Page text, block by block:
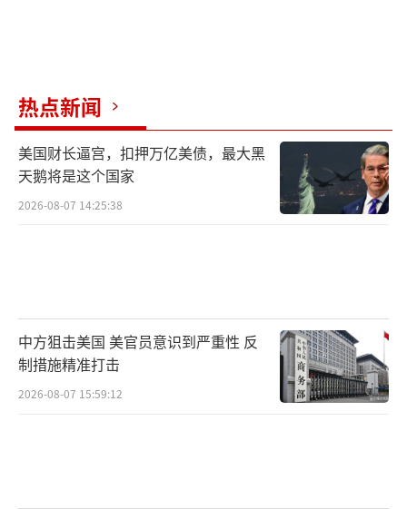
热点新闻
美国财长逼宫，扣押万亿美债，最大黑
天鹅将是这个国家
2026-08-07 14:25:38
中方狙击美国 美官员意识到严重性 反
制措施精准打击
2026-08-07 15:59:12